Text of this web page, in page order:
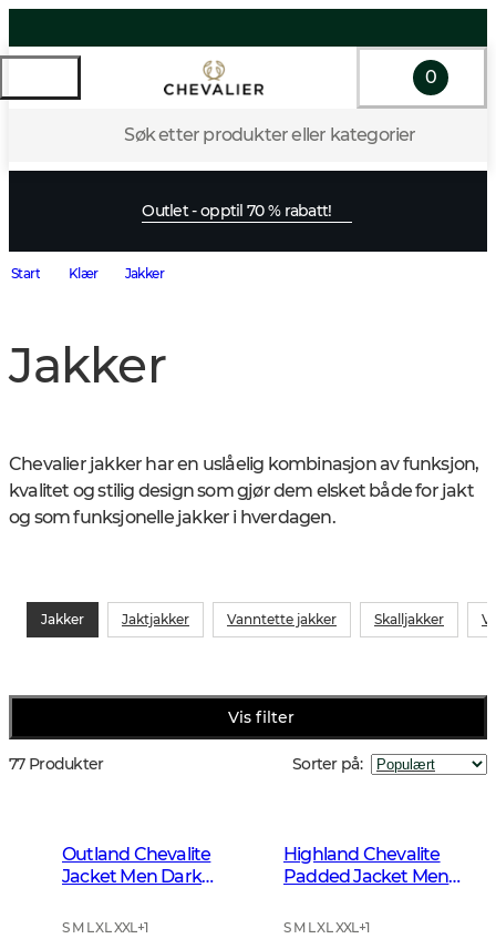
Søk etter produkter eller kategorier
0
Outlet - opptil 70 % rabatt!
Start Klær Jakker
Jakker
Chevalier jakker har en uslåelig kombinasjon av funksjon,
kvalitet og stilig design som gjør dem elsket både for jakt
og som funksjonelle jakker i hverdagen.
Jakker Jaktjakker Vanntette jakker Skalljakker
Vis filter
77 Produkter Sorter på:
Outland Chevalite
Jacket Men Dark
S M L XL XXL+1
Highland Chevalite
Padded Jacket Men
S M L XL XXL+1